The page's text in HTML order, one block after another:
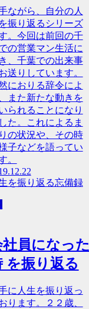
ながら、自分の人
振り返るシリーズ
。今回は前回の千
の営業マン生活に
、千葉での出来事
送りしています。
におりる辞令によ
また新たな動きを
られることになり
た。これによるま
の状況や、その時
子などを語ってい
。
を振り返る忘備録
社員になった
を振り返る
に人生を振り返っ
ります。２２歳、